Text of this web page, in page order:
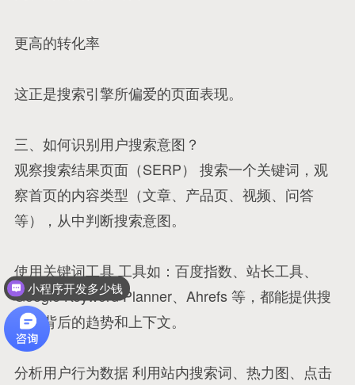
更高的转化率
这正是搜索引擎所偏爱的页面表现。
三、如何识别用户搜索意图？
观察搜索结果页面（SERP） 搜索一个关键词，观
察首页的内容类型（文章、产品页、视频、问答
等），从中判断搜索意图。
使用关键词工具 工具如：百度指数、站长工具、
Google Keyword Planner、Ahrefs 等，都能提供搜
索词背后的趋势和上下文。
分析用户行为数据 利用站内搜索词、热力图、点击
小程序开发多少钱